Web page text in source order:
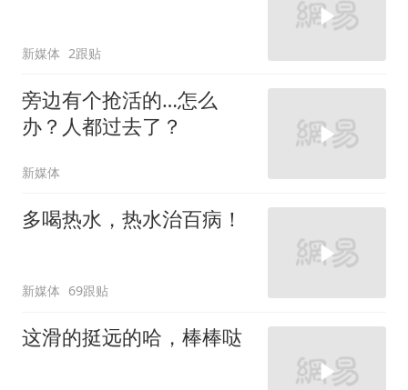
新媒体 2跟贴
旁边有个抢活的…怎么
办？人都过去了？
新媒体
多喝热水，热水治百病！
新媒体 69跟贴
这滑的挺远的哈，棒棒哒